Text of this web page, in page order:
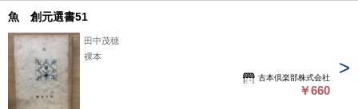
魚 創元選書51
田中茂穂
裸本
古本倶楽部株式会社
￥660